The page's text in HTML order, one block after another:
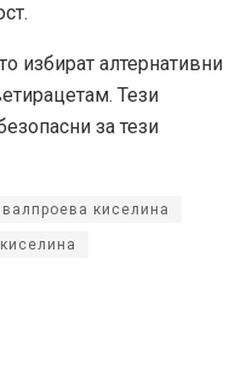
избират алтернативни
Тези
за тези
киселина